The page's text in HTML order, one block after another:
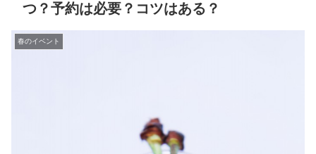
つ？予約は必要？コツはある？
春のイベント